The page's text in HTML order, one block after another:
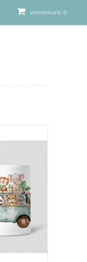
Warenkorb: 0